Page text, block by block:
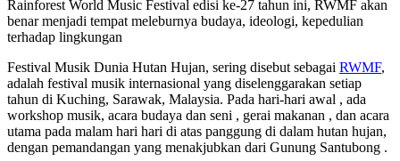
Rainforest World Music Festival edisi ke-27 tahun ini, RWMF akan
benar menjadi tempat meleburnya budaya, ideologi, kepedulian
terhadap lingkungan
Festival Musik Dunia Hutan Hujan, sering disebut sebagai RWMF,
adalah festival musik internasional yang diselenggarakan setiap
tahun di Kuching, Sarawak, Malaysia. Pada hari-hari awal , ada
workshop musik, acara budaya dan seni , gerai makanan , dan acara
utama pada malam hari hari di atas panggung di dalam hutan hujan,
dengan pemandangan yang menakjubkan dari Gunung Santubong .